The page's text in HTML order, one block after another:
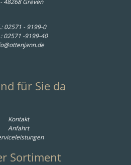
48268 Greven
02571 - 9199-0
02571 -9199-40
für Sie da
Kontakt
Anfahrt
Sortiment